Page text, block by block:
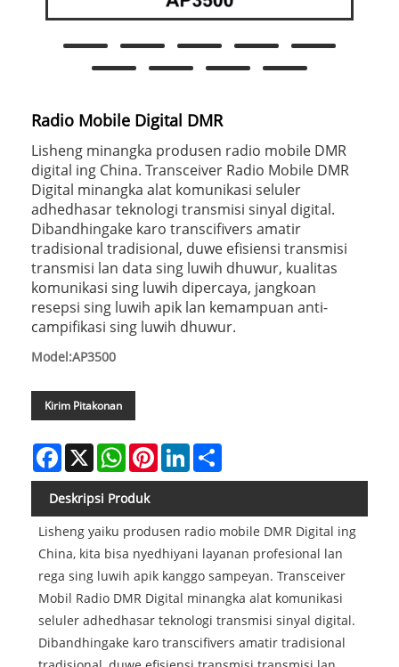
Radio Mobile Digital DMR
Lisheng minangka produsen radio mobile DMR
digital ing China. Transceiver Radio Mobile DMR
Digital minangka alat komunikasi seluler
adhedhasar teknologi transmisi sinyal digital.
Dibandhingake karo transcifivers amatir
tradisional tradisional, duwe efisiensi transmisi
transmisi lan data sing luwih dhuwur, kualitas
komunikasi sing luwih dipercaya, jangkoan
resepsi sing luwih apik lan kemampuan anti-
campifikasi sing luwih dhuwur.
Model:AP3500
Kirim Pitakonan
Facebook
X WhatsAppPinterestLinkedIn
Deskripsi Produk
Lisheng yaiku produsen radio mobile DMR Digital ing
China, kita bisa nyedhiyani layanan profesional lan
rega sing luwih apik kanggo sampeyan. Transceiver
Mobil Radio DMR Digital minangka alat komunikasi
seluler adhedhasar teknologi transmisi sinyal digital.
Dibandhingake karo transcifivers amatir tradisional